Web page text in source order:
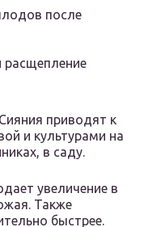
после
расщепление
приводят к
и культурами на
в саду.
увеличение в
Также
быстрее.